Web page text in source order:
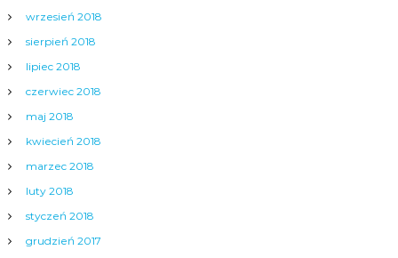
wrzesień 2018
sierpień 2018
lipiec 2018
czerwiec 2018
maj 2018
kwiecień 2018
marzec 2018
luty 2018
styczeń 2018
grudzień 2017